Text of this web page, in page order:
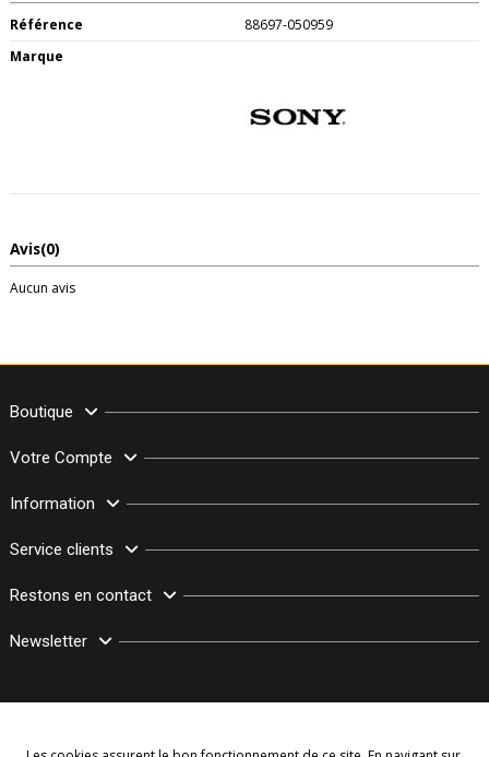
Référence
88697-050959
Marque
Avis(0)
Aucun avis
Boutique
Votre Compte
Information
Service clients
Restons en contact
Newsletter